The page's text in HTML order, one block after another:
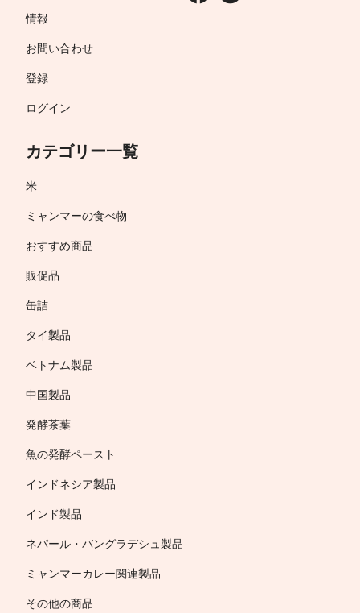
情報
お問い合わせ
登録
ログイン
カテゴリー一覧
米
ミャンマーの食べ物
おすすめ商品
販促品
缶詰
タイ製品
ベトナム製品
中国製品
発酵茶葉
魚の発酵ペースト
インドネシア製品
インド製品
ネパール・バングラデシュ製品
ミャンマーカレー関連製品
その他の商品